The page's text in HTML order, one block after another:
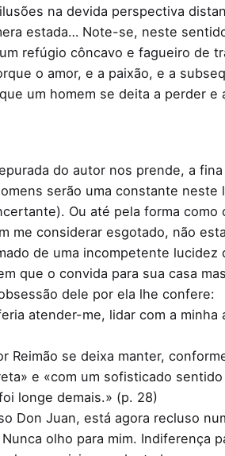
na devida perspectiva
estada… Note-se, neste
refúgio côncavo e fagueiro
o amor, e a paixão, e a
um homem se deita a perder e
do autor nos prende, a
serão uma constante
Ou até pela forma
me considerar esgotado, não
de uma incompetente
que o convida para sua casa
dele por ela lhe confere:
atender-me, lidar com a
Reimão se deixa manter,
e «com um sofisticado
longe demais.» (p. 28)
Don Juan, está agora recluso
olho para mim. Indiferença